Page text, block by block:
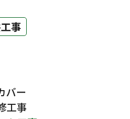
事
バー
工事